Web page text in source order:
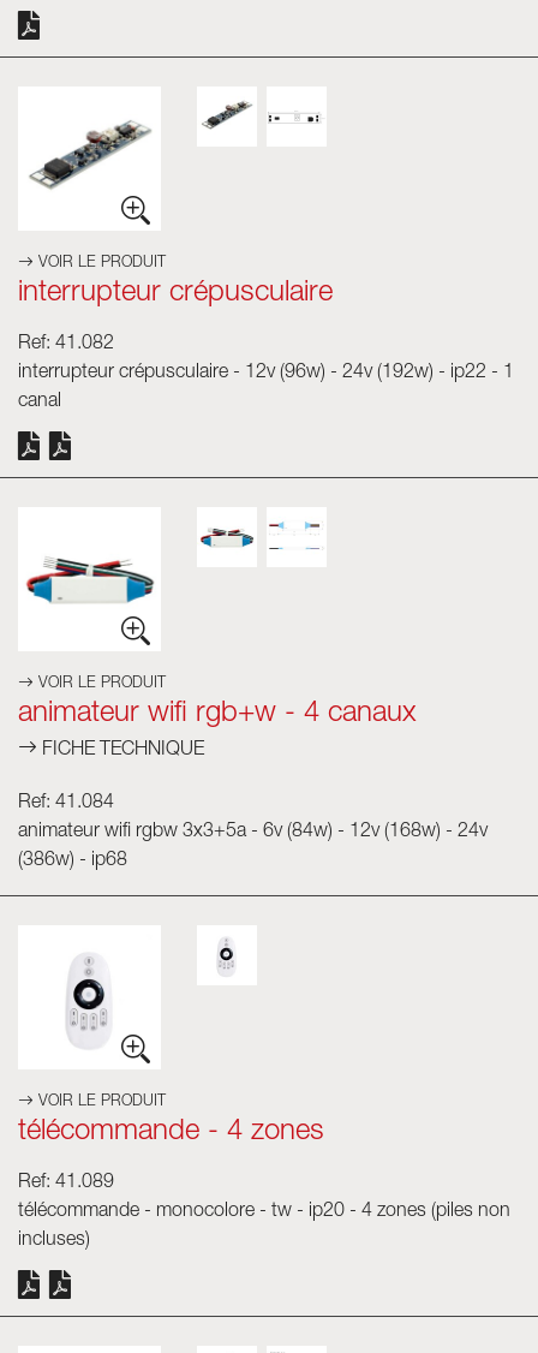
VOIR LE PRODUIT
interrupteur crépusculaire
Ref: 41.082
interrupteur crépusculaire - 12v (96w) - 24v (192w) - ip22 - 1
canal
VOIR LE PRODUIT
animateur wifi rgb+w - 4 canaux
FICHE TECHNIQUE
Ref: 41.084
animateur wifi rgbw 3x3+5a - 6v (84w) - 12v (168w) - 24v
(386w) - ip68
VOIR LE PRODUIT
télécommande - 4 zones
Ref: 41.089
télécommande - monocolore - tw - ip20 - 4 zones (piles non
incluses)